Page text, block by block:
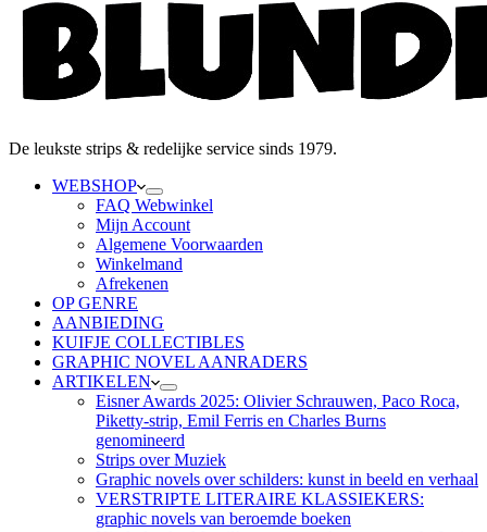
De leukste strips & redelijke service sinds 1979.
WEBSHOP
FAQ Webwinkel
Mijn Account
Algemene Voorwaarden
Winkelmand
Afrekenen
OP GENRE
AANBIEDING
KUIFJE COLLECTIBLES
GRAPHIC NOVEL AANRADERS
ARTIKELEN
Eisner Awards 2025: Olivier Schrauwen, Paco Roca,
Piketty-strip, Emil Ferris en Charles Burns
genomineerd
Strips over Muziek
Graphic novels over schilders: kunst in beeld en verhaal
VERSTRIPTE LITERAIRE KLASSIEKERS:
graphic novels van beroemde boeken